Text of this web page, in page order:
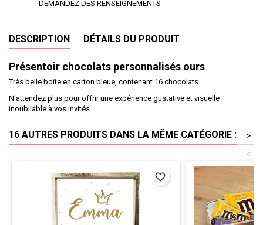
DEMANDEZ DES RENSEIGNEMENTS
DESCRIPTION DÉTAILS DU PRODUIT
Présentoir chocolats personnalisés ours
Très belle boîte en carton bleue, contenant 16 chocolats
N'attendez plus pour offrir une expérience gustative et visuelle
inoubliable à vos invités
16 AUTRES PRODUITS DANS LA MÊME CATÉGORIE :
>
<
favorite_border